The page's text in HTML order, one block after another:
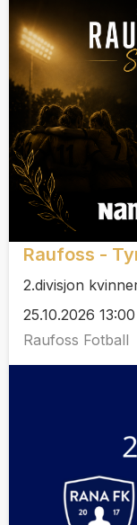
Raufoss -
2.divisjon
25.10.2026
Raufoss Fotball